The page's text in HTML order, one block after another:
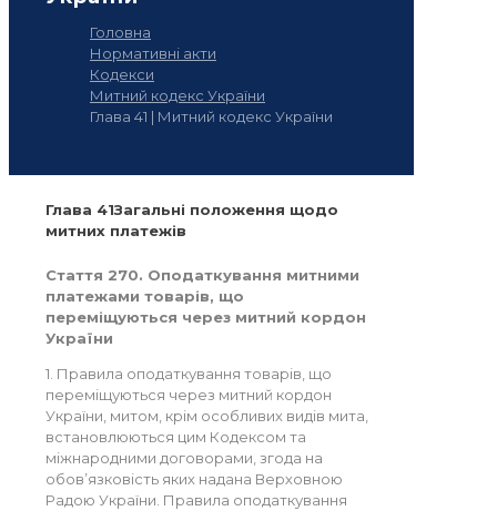
Головна
Нормативні акти
Кодекси
Митний кодекс України
Глава 41 | Митний кодекс України
Глава 41Загальні положення щодо
митних платежів
Стаття 270. Оподаткування митними
платежами товарів, що
переміщуються через митний кордон
України
1. Правила оподаткування товарів, що
переміщуються через митний кордон
України, митом, крім особливих видів мита,
встановлюються цим Кодексом та
міжнародними договорами, згода на
обов’язковість яких надана Верховною
Радою України. Правила оподаткування